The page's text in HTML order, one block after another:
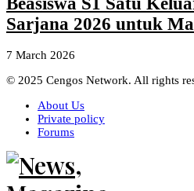
Sarjana 2026 untuk
7 March 2026
© 2025 Cengos Network. All rights
About Us
Private policy
Forums